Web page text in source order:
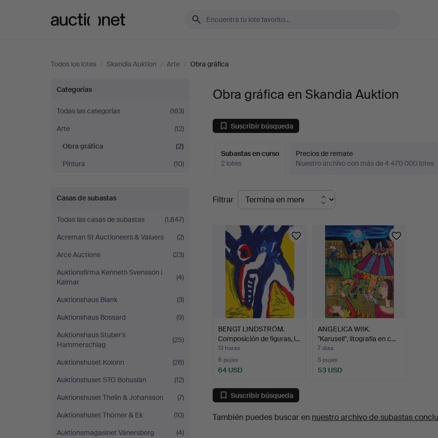
Todos los lotes / Skandia Auktion / Arte / Obra gráfica
Obra
gráfica
en
Skandia
Categorías
Todas las categorías
(163)
Arte
(12)
Obra gráfica
(2)
Pintura
(10)
Casas de subastas
Todas las casas de subastas
(1.847)
Acreman St Auctioneers & Valuers
(2)
Arce Auctions
(23)
Auktionsfirma Kenneth Svensson i
Kalmar
(4)
Auktionshaus Blank
(3)
Auktionshaus Bossard
(9)
Auktionshaus Stuber's
Hammerschlag
(25)
Auktionshuset Kolonn
(26)
Auktionshuset STO Bohuslän
(12)
Auktionshuset Thelin & Johansson
(7)
Auktionshuset Thörner & Ek
(10)
Auktionsmagasinet Vänersborg
(4)
Obra gráfica en Skandia Auktion
Suscribir búsqueda
Subastas en curso
2 lotes
Precios de remate
Nuestro archivo con más de 4 470 000 lotes
Subastas
en
curso
Filtrar
BENGT LINDSTRÖM.
Composición de figuras, l…
13 horas
8 pujas
64 USD
ANGELICA WIIK.
"Karusell", litografía en c…
7 días
5 pujas
53 USD
Suscribir búsqueda
También puedes buscar en nuestro archivo de subastas